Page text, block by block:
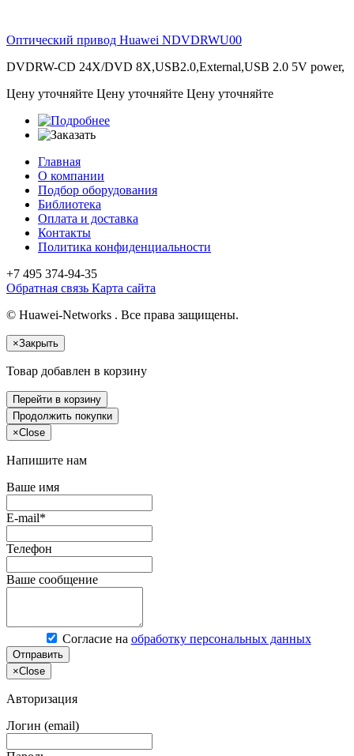
Оптический привод Huawei NDVDRWU00
DVDRW-CD 24X/DVD 8X,USB2.0,External,USB 2.0 5V power,
Цену уточняйте Цену уточняйте Цену уточняйте
Главная
О компании
Подбор оборудования
Библиотека
Оплата и доставка
Контакты
Политика конфиденциальности
+7 495 374-94-35
Обратная связь Карта сайта
© Huawei-Networks . Все права защищены.
×Закрыть
Товар добавлен в корзину
Перейти в корзину
Продолжить покупки
×Close
Напишите нам
Ваше имя
E-mail*
Телефон
Ваше сообщение
Согласие на обработку персональных данных
Отправить
×Close
Авторизация
Логин (email)